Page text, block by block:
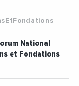
National
et Fondations